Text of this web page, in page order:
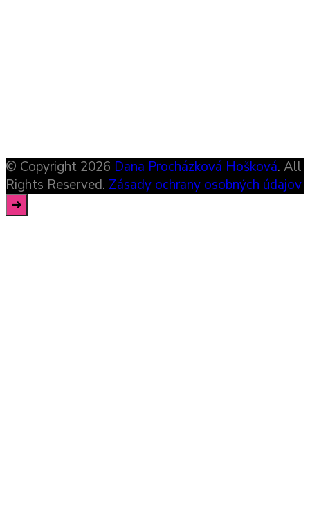
© Copyright 2026 Dana Procházková Hošková. All
Rights Reserved. Zásady ochrany osobných údajov
➜